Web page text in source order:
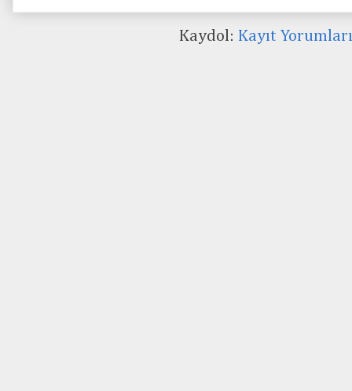
Kaydol: Kayıt